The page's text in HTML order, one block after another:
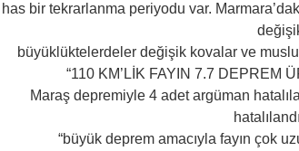
has bir tekrarlanma periyodu var.
büyüklüktelerdeler değişik kovalar ve
“110 KM’LİK FAYIN 7.7 DEPREM
Maraş depremiyle 4 adet argüman
“büyük deprem amacıyla fayın çok